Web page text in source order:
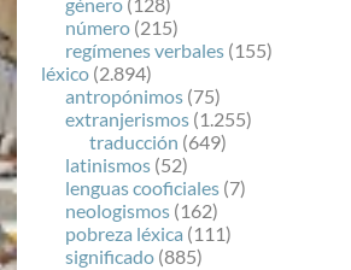
número (215)
regímenes verbales (155)
léxico (2.894)
antropónimos (75)
extranjerismos (1.255)
traducción (649)
latinismos (52)
lenguas cooficiales (7)
neologismos (162)
pobreza léxica (111)
significado (885)